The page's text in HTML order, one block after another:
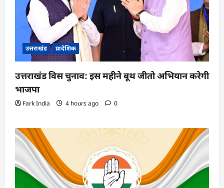
उत्तराखंड प्रादेशिक
उत्तराखंड विस चुनाव: इस महीने बूथ जीतो अभियान करेगी
भाजपा
Fark India 4 hours ago 0